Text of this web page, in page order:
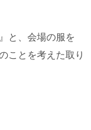
と、会場の服を
ことを考えた取り